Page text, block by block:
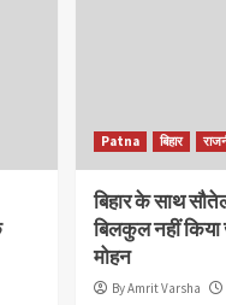
Patna बिहार
बिहार के साथ
बिलकुल नहीं किया
मोहन
By Amrit Varsha